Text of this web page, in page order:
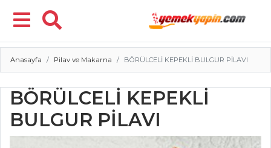
Menü
Anasayfa Pilav ve Makarna BÖRÜLCELİ KEPEKLİ BULGUR PİLAVI
BÖRÜLCELİ KEPEKLİ
BULGUR PİLAVI